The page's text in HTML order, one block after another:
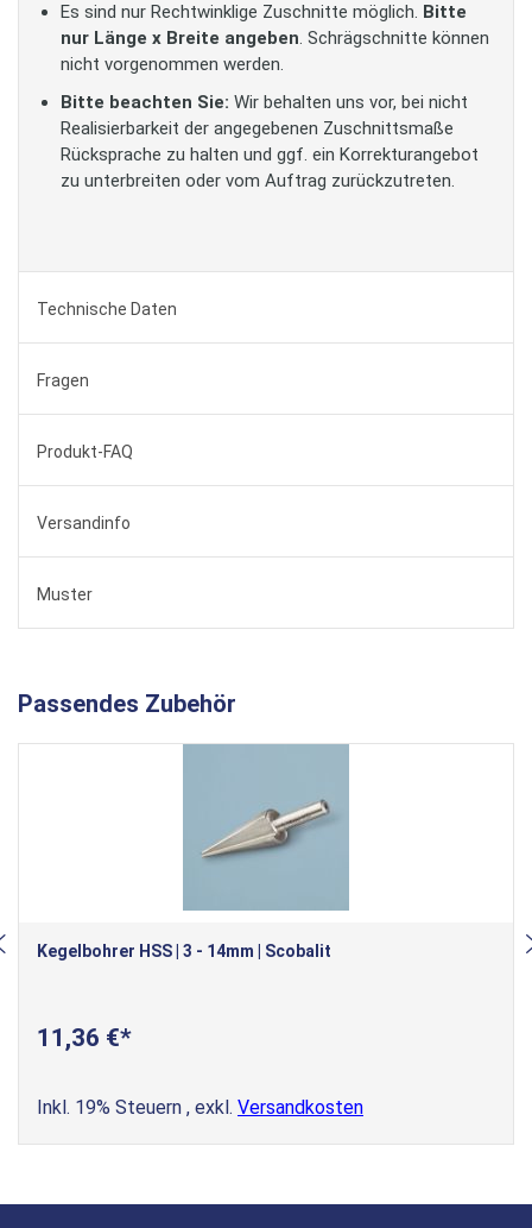
Es sind nur Rechtwinklige Zuschnitte möglich. Bitte
nur Länge x Breite angeben. Schrägschnitte können
nicht vorgenommen werden.
Bitte beachten Sie: Wir behalten uns vor, bei nicht
Realisierbarkeit der angegebenen Zuschnittsmaße
Rücksprache zu halten und ggf. ein Korrekturangebot
zu unterbreiten oder vom Auftrag zurückzutreten.
Technische Daten
Fragen
Produkt-FAQ
Versandinfo
Muster
Passendes Zubehör
Kegelbohrer HSS | 3 - 14mm | Scobalit
11,36 €
Inkl. 19% Steuern , exkl. Versandkosten